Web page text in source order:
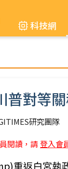
科技網
普對等
研究團隊
閱讀，請 登入會
重返白宮執